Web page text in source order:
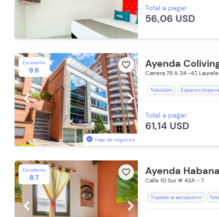
Restaurante
Total a pagar
56,06 USD
Excelente
9.6
favorite_border
Viaje de negocios
chevron_left chevron_right
Ayenda
Carrera 78 A 34 -47,
Televisión Espacios
Recepción de 24 horas
Toallas de cuerpo
Total a pagar
61,14 USD
Excelente
8.7
favorite_border
chevron_left chevron_right
Ayenda
Calle 10 Sur # 43A - 7
Traslado al aeropuerto